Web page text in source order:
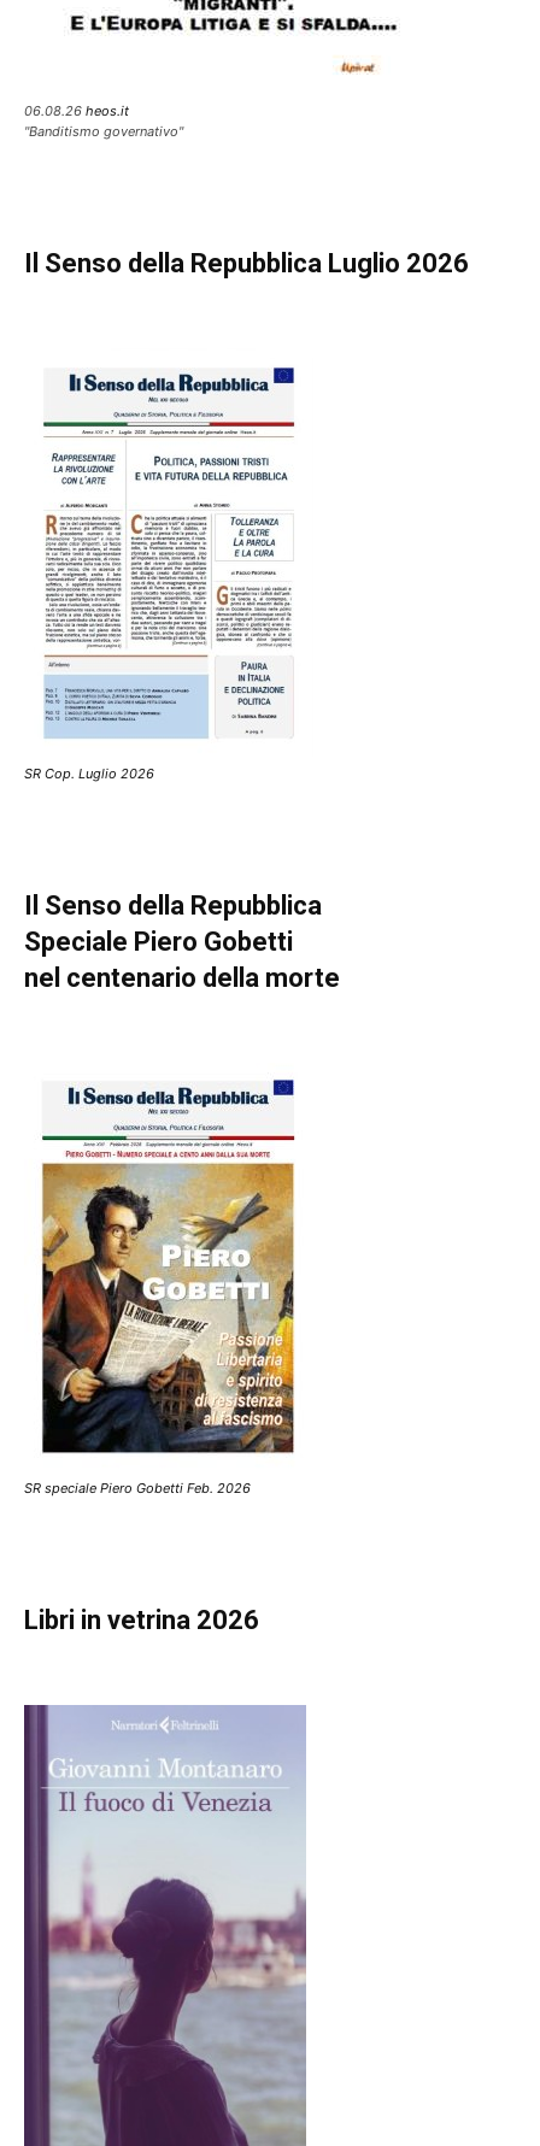
06.08.26 heos.it
"Banditismo governativo"
Il Senso della Repubblica Luglio 2026
SR Cop. Luglio 2026
Il Senso della Repubblica
Speciale Piero Gobetti
nel centenario della morte
SR speciale Piero Gobetti Feb. 2026
Libri in vetrina 2026